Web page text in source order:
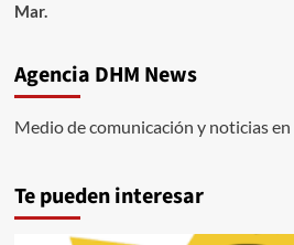
Mar.
Agencia DHM News
Medio de comunicación y noticias
Te pueden interesar